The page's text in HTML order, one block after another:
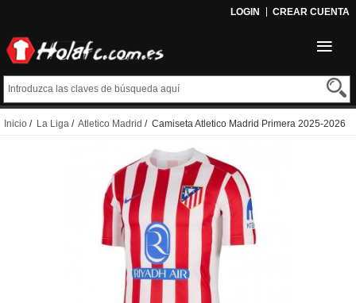
LOGIN CREAR CUENTA
Inicio / La Liga / Atletico Madrid / Camiseta Atletico Madrid Primera 2025-2026